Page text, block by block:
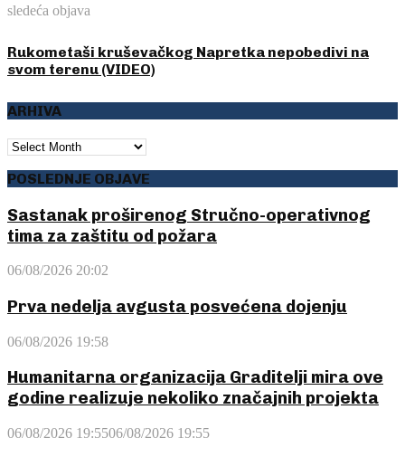
sledeća objava
Rukometaši kruševačkog Napretka nepobedivi na
svom terenu (VIDEO)
ARHIVA
ARHIVA
POSLEDNJE OBJAVE
Sastanak proširenog Stručno-operativnog
tima za zaštitu od požara
06/08/2026 20:02
Prva nedelja avgusta posvećena dojenju
06/08/2026 19:58
Humanitarna organizacija Graditelji mira ove
godine realizuje nekoliko značajnih projekta
06/08/2026 19:5506/08/2026 19:55